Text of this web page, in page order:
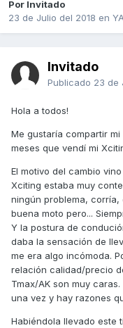
Por Invitado
23 de Julio del 2018 en
Invitado
Publicado 23 de
Hola a todos!
Me gustaría compartir
meses que vendí mi
El motivo del cambio
Xciting estaba muy
ningún problema,
buena moto pero...
Y la postura de
daba la sensación de
me era algo incómoda.
relación calidad/precio
Tmax/AK son muy
una vez y hay razones
Habiéndola llevado este